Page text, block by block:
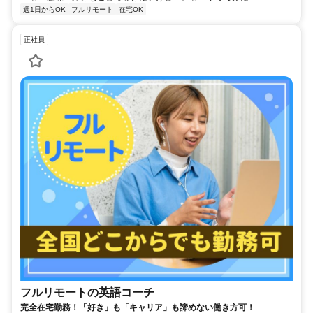
週1日からOK フルリモート 在宅OK
正社員
フルリモートの英語コーチ
完全在宅勤務！「好き」も「キャリア」も諦めない働き方可！